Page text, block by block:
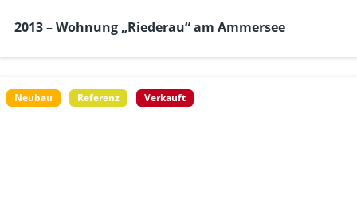
2013 – Wohnung „Riederau“ am Ammersee
Neubau Referenz Verkauft